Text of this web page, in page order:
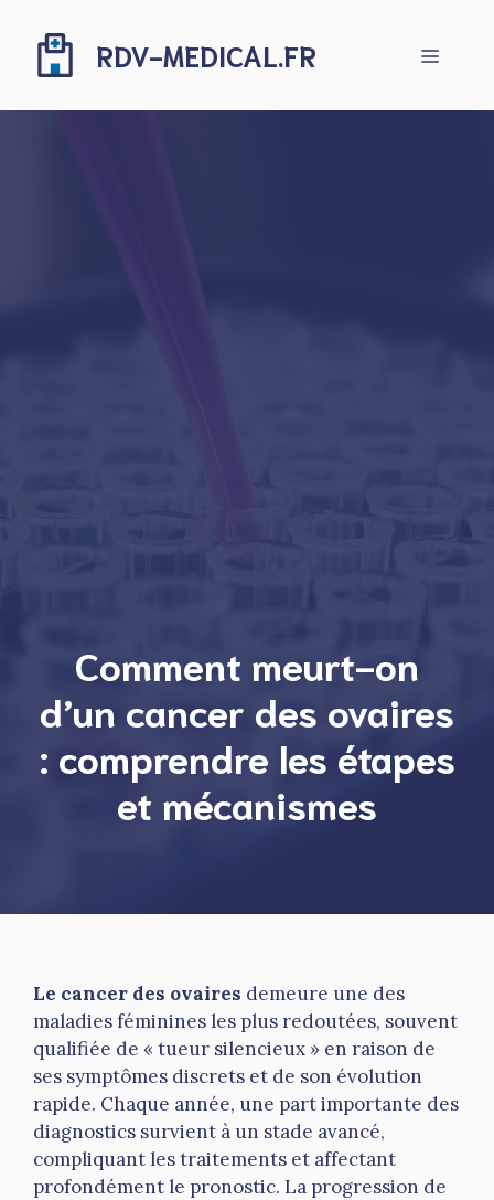
contenu
RDV-MEDICAL.FR Menu
Comment meurt-on
d’un cancer des ovaires
: comprendre les étapes
et mécanismes
Le cancer des ovaires demeure une des
maladies féminines les plus redoutées, souvent
qualifiée de « tueur silencieux » en raison de
ses symptômes discrets et de son évolution
rapide. Chaque année, une part importante des
diagnostics survient à un stade avancé,
compliquant les traitements et affectant
profondément le pronostic. La progression de